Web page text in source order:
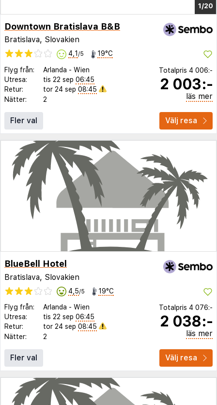
1/16
Downtown Bratislava B&B
Bratislava, Slovakien
4,1 /5 19°C
Flyg från: Arlanda - Wien
Utresa:
tis 22 sep 06:45
Retur:
tor 24 sep 08:45
Nätter:
2
Totalpris 4 006:-
2 003:-
läs mer
Fler val Välj resa
BlueBell Hotel
Bratislava, Slovakien
4,5/5 19°C
Flyg från: Arlanda - Wien
Utresa:
tis 22 sep 06:45
Retur:
tor 24 sep 08:45
Nätter:
2
Totalpris 4 076:-
2 038:-
läs mer
Fler val Välj resa